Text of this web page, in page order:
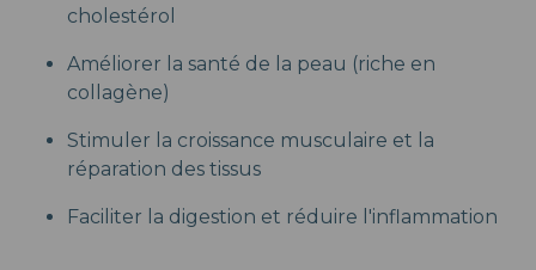
cholestérol
Améliorer la santé de la peau (riche en
collagène)
Stimuler la croissance musculaire et la
réparation des tissus
Faciliter la digestion et réduire l'inflammation